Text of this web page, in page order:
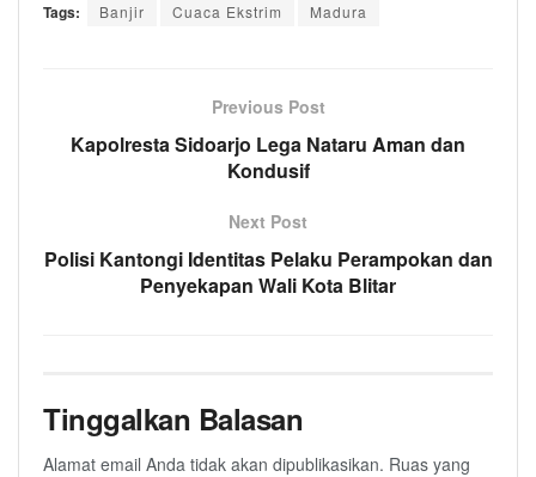
Tags: Banjir Cuaca Ekstrim Madura
Previous Post
Kapolresta Sidoarjo Lega Nataru Aman dan
Kondusif
Next Post
Polisi Kantongi Identitas Pelaku Perampokan dan
Penyekapan Wali Kota Blitar
Tinggalkan Balasan
Alamat email Anda tidak akan dipublikasikan. Ruas yang